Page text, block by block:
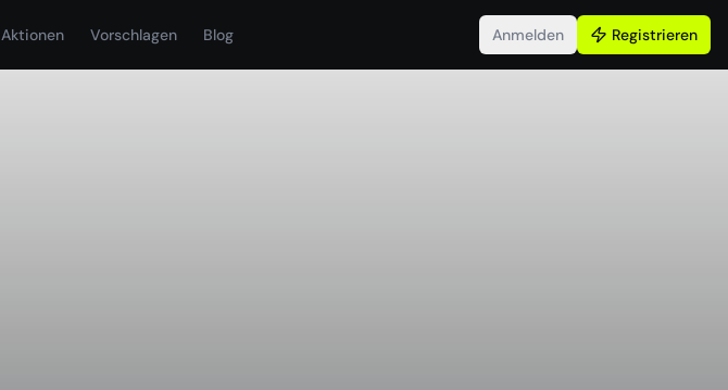
Aktionen Vorschlagen Blog Anmelden Registrieren